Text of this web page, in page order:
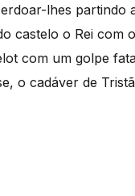
lhes partindo
castelo o Rei com
com um golpe
o cadáver de